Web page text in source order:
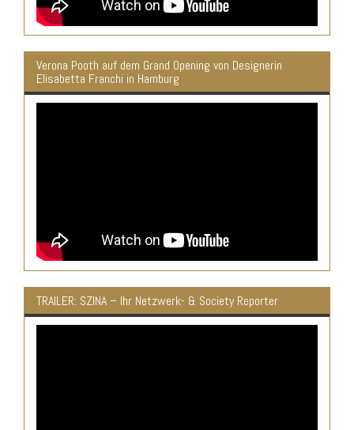
Verona Pooth auf dem Grand Opening von Designerin
Elisabetta Franchi in Hamburg
TRAILER: SZINA – Ihr Netzwerk- & Society Reporter